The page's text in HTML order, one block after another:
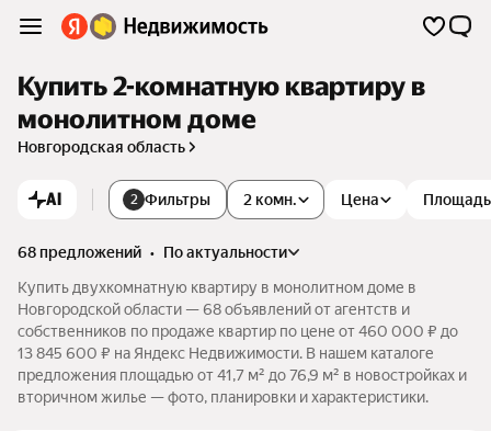
Купить 2-комнатную квартиру в
монолитном доме
Новгородская область
AI 2 Фильтры 2 комн. Цена Площадь
68 предложений •
по актуальности
Купить двухкомнатную квартиру в монолитном доме в
Новгородской области — 68 объявлений от агентств и
собственников по продаже квартир по цене от 460 000 ₽ до
13 845 600 ₽ на Яндекс Недвижимости. В нашем каталоге
предложения площадью от 41,7 м² до 76,9 м² в новостройках и
вторичном жилье — фото, планировки и характеристики.